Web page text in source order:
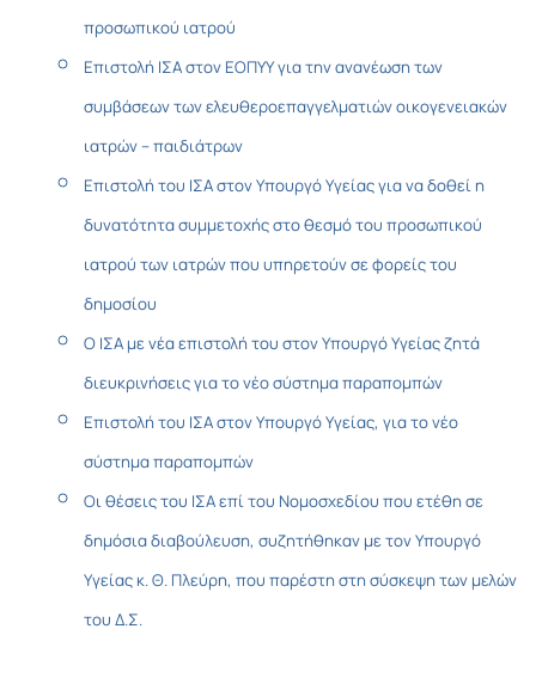
προσωπικού ιατρού
Επιστολή ΙΣΑ στον ΕΟΠΥΥ για την ανανέωση των
συμβάσεων των ελευθεροεπαγγελματιών οικογενειακών
ιατρών – παιδιάτρων
Επιστολή του ΙΣΑ στον Υπουργό Υγείας για να δοθεί η
δυνατότητα συμμετοχής στο θεσμό του προσωπικού
ιατρού των ιατρών που υπηρετούν σε φορείς του
δημοσίου
Ο ΙΣΑ με νέα επιστολή του στον Υπουργό Υγείας ζητά
διευκρινήσεις για το νέο σύστημα παραπομπών
Επιστολή του ΙΣΑ στον Υπουργό Υγείας, για το νέο
σύστημα παραπομπών
Οι θέσεις του ΙΣΑ επί του Νομοσχεδίου που ετέθη σε
δημόσια διαβούλευση, συζητήθηκαν με τον Υπουργό
Υγείας κ. Θ. Πλεύρη, που παρέστη στη σύσκεψη των μελών
του Δ.Σ.